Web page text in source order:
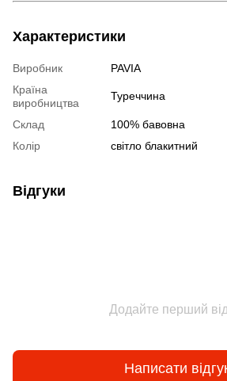
Характеристики
Виробник
PAVIA
Країна
виробництва
Туреччина
Склад
100% бавовна
Колір
світло блакитний
Відгуки
Додайте перший
Написати